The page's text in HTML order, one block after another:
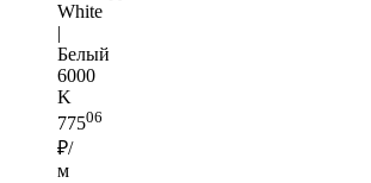
White
|
Белый
6000
K
77506
₽/
м